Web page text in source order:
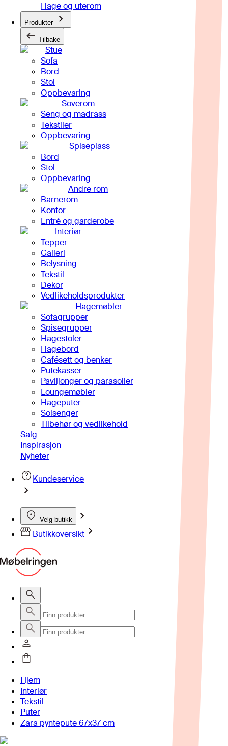
Hage og uterom
Produkter
Tilbake
Stue
Sofa
Bord
Stol
Oppbevaring
Soverom
Seng og madrass
Tekstiler
Oppbevaring
Spiseplass
Bord
Stol
Oppbevaring
Andre rom
Barnerom
Kontor
Entré og garderobe
Interiør
Tepper
Galleri
Belysning
Tekstil
Dekor
Vedlikeholdsprodukter
Hagemøbler
Sofagrupper
Spisegrupper
Hagestoler
Hagebord
Cafésett og benker
Putekasser
Paviljonger og parasoller
Loungemøbler
Hageputer
Solsenger
Tilbehør og vedlikehold
Salg
Inspirasjon
Nyheter
Kundeservice
Velg butikk
Butikkoversikt
Hjem
Interiør
Tekstil
Puter
Zara pyntepute 67x37 cm